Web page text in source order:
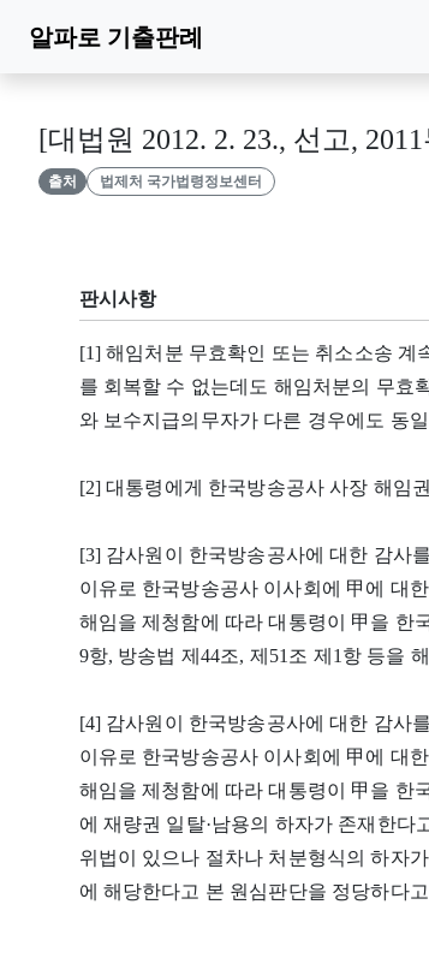
알파로 기출판례
[대법원 2012. 2. 23., 선고,
출처 법제처 국가법령정보센터
판시사항
[1] 해임처분 무효확인 또는 취소소송 계
를 회복할 수 없는데도 해임처분의 무효
와 보수지급의무자가 다른 경우에도 동
[2] 대통령에게 한국방송공사 사장 해임
[3] 감사원이 한국방송공사에 대한 감사
이유로 한국방송공사 이사회에 甲에 대
해임을 제청함에 따라 대통령이 甲을 한
9항, 방송법 제44조, 제51조 제1항 등을
[4] 감사원이 한국방송공사에 대한 감사
이유로 한국방송공사 이사회에 甲에 대
해임을 제청함에 따라 대통령이 甲을 한
에 재량권 일탈·남용의 하자가 존재한다
위법이 있으나 절차나 처분형식의 하자
에 해당한다고 본 원심판단을 정당하다고